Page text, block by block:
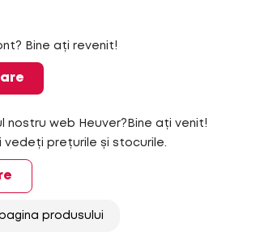
Bine ați revenit!
nostru web Heuver?Bine ați venit!
vedeți prețurile și stocurile.
produsului